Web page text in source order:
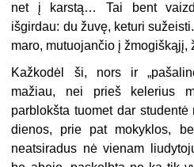
net į karstą… Tai bent
išgirdau: du žuvę, keturi
maro, mutuojančio į žmogiškąjį,
Kažkodėl ši, nors ir
mažiau, nei prieš kelerius
parblokšta tuomet dar
dienos, prie pat mokyklos,
neatsiradus nė vienam